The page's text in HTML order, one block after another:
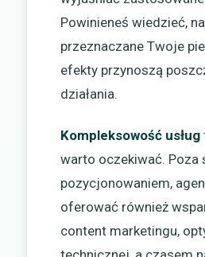
Powinieneś wiedzieć,
przeznaczane Twoje
efekty przynoszą
działania.
Kompleksowość usług
warto oczekiwać. Poza
pozycjonowaniem,
oferować również
content marketingu,